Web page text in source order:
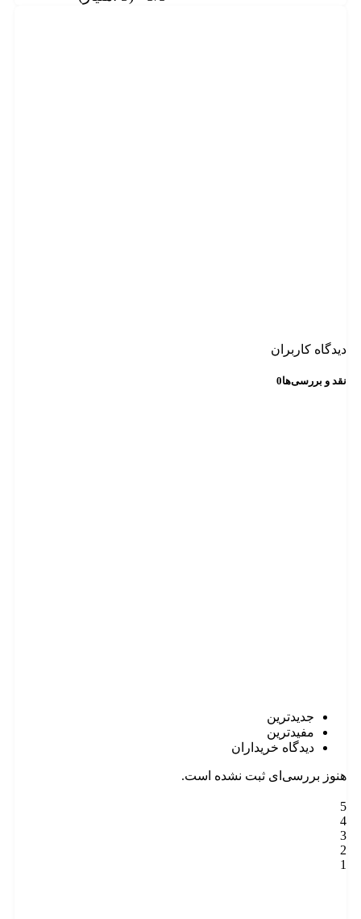
دیدگاه کاربران
نقد و بررسی‌ها 0
جدیدترین
مفیدترین
دیدگاه خریداران
هنوز بررسی‌ای ثبت نشده است.